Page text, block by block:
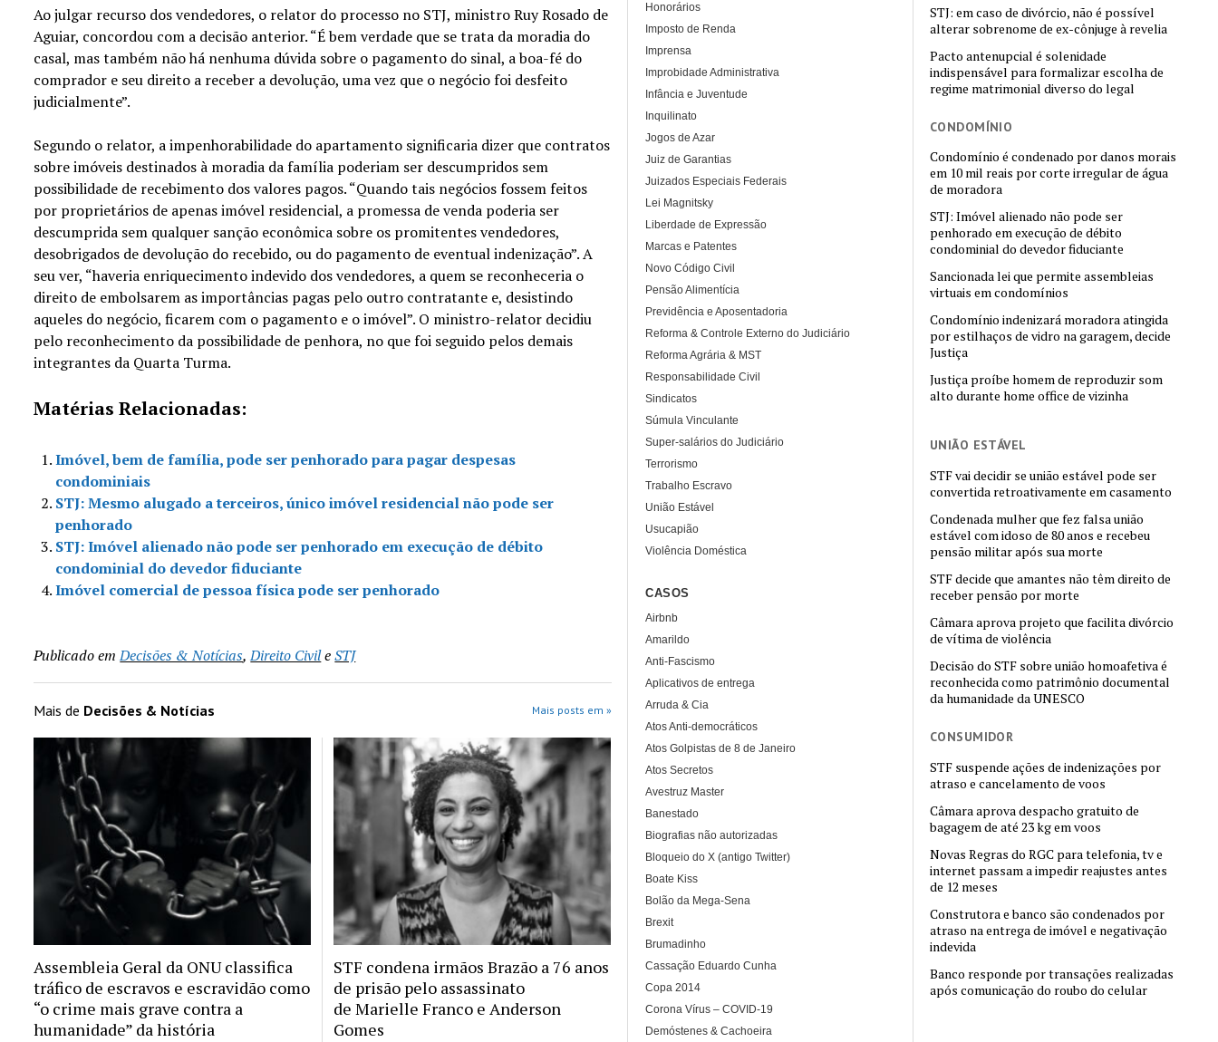
STJ: em caso de divórcio, não é possível
alterar sobrenome de ex-cônjuge à revelia
Pacto antenupcial é solenidade
indispensável para formalizar escolha de
regime matrimonial diverso do legal
CONDOMÍNIO
Condomínio é condenado por danos morais
em 10 mil reais por corte irregular de água
de moradora
STJ: Imóvel alienado não pode ser
penhorado em execução de débito
condominial do devedor fiduciante
Sancionada lei que permite assembleias
virtuais em condomínios
Condomínio indenizará moradora atingida
por estilhaços de vidro na garagem, decide
Justiça
Justiça proíbe homem de reproduzir som
alto durante home office de vizinha
UNIÃO ESTÁVEL
STF vai decidir se união estável pode ser
convertida retroativamente em casamento
Condenada mulher que fez falsa união
estável com idoso de 80 anos e recebeu
pensão militar após sua morte
STF decide que amantes não têm direito de
receber pensão por morte
Câmara aprova projeto que facilita divórcio
de vítima de violência
Decisão do STF sobre união homoafetiva é
reconhecida como patrimônio documental
da humanidade da UNESCO
CONSUMIDOR
STF suspende ações de indenizações por
atraso e cancelamento de voos
Câmara aprova despacho gratuito de
bagagem de até 23 kg em voos
Novas Regras do RGC para telefonia, tv e
internet passam a impedir reajustes antes
de 12 meses
Construtora e banco são condenados por
atraso na entrega de imóvel e negativação
indevida
Banco responde por transações realizadas
após comunicação do roubo do celular
Ao julgar recurso dos vendedores, o relator do processo no STJ, ministro Ruy Rosado de
Aguiar, concordou com a decisão anterior. “É bem verdade que se trata da moradia do
casal, mas também não há nenhuma dúvida sobre o pagamento do sinal, a boa-fé do
comprador e seu direito a receber a devolução, uma vez que o negócio foi desfeito
judicialmente”.
Segundo o relator, a impenhorabilidade do apartamento significaria dizer que contratos
sobre imóveis destinados à moradia da família poderiam ser descumpridos sem
possibilidade de recebimento dos valores pagos. “Quando tais negócios fossem feitos
por proprietários de apenas imóvel residencial, a promessa de venda poderia ser
descumprida sem qualquer sanção econômica sobre os promitentes vendedores,
desobrigados de devolução do recebido, ou do pagamento de eventual indenização”. A
seu ver, “haveria enriquecimento indevido dos vendedores, a quem se reconheceria o
direito de embolsarem as importâncias pagas pelo outro contratante e, desistindo
aqueles do negócio, ficarem com o pagamento e o imóvel”. O ministro-relator decidiu
pelo reconhecimento da possibilidade de penhora, no que foi seguido pelos demais
integrantes da Quarta Turma.
Matérias Relacionadas:
Imóvel, bem de família, pode ser penhorado para pagar despesas
condominiais
STJ: Mesmo alugado a terceiros, único imóvel residencial não pode ser
penhorado
STJ: Imóvel alienado não pode ser penhorado em execução de débito
condominial do devedor fiduciante
Imóvel comercial de pessoa física pode ser penhorado
Publicado em Decisões & Notícias,Direito CivileSTJ
Mais de Decisões & Notícias Mais posts em »
Assembleia Geral da ONU classifica
tráfico de escravos e escravidão como
“o crime mais grave contra a
humanidade” da história
STF condena irmãos Brazão a 76 anos
de prisão pelo assassinato
de Marielle Franco e Anderson
Gomes
Honorários
Imposto de Renda
Imprensa
Improbidade Administrativa
Infância e Juventude
Inquilinato
Jogos de Azar
Juiz de Garantias
Juizados Especiais Federais
Lei Magnitsky
Liberdade de Expressão
Marcas e Patentes
Novo Código Civil
Pensão Alimentícia
Previdência e Aposentadoria
Reforma & Controle Externo do Judiciário
Reforma Agrária & MST
Responsabilidade Civil
Sindicatos
Súmula Vinculante
Super-salários do Judiciário
Terrorismo
Trabalho Escravo
União Estável
Usucapião
Violência Doméstica
CASOS
Airbnb
Amarildo
Anti-Fascismo
Aplicativos de entrega
Arruda & Cia
Atos Anti-democráticos
Atos Golpistas de 8 de Janeiro
Atos Secretos
Avestruz Master
Banestado
Biografias não autorizadas
Bloqueio do X (antigo Twitter)
Boate Kiss
Bolão da Mega-Sena
Brexit
Brumadinho
Cassação Eduardo Cunha
Copa 2014
Corona Vírus – COVID-19
Demóstenes & Cachoeira